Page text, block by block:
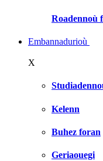
Roadennoù
Embannadurioù
X
Kelenn
Buhez foran
Geriaouegi